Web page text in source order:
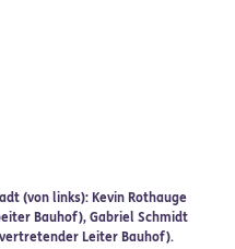
(von links): Kevin Rothauge
Bauhof), Gabriel Schmidt
Leiter Bauhof).